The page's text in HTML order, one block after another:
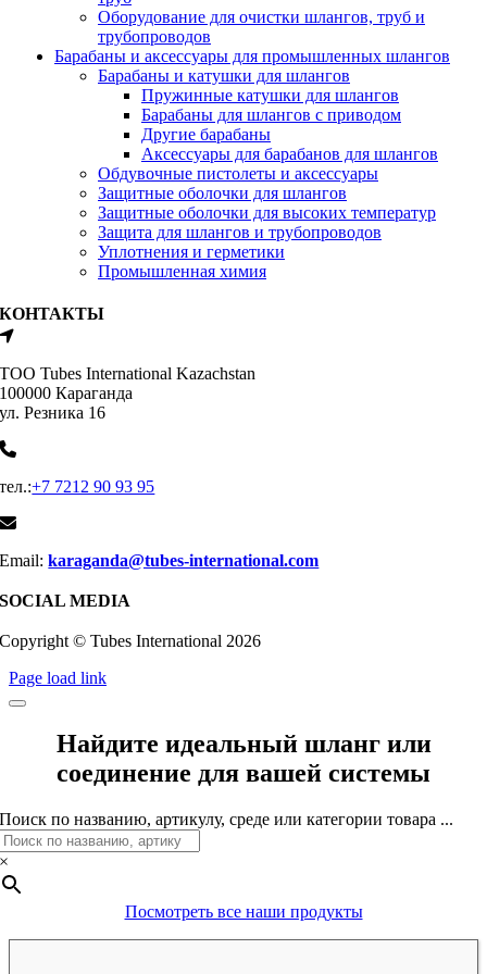
Оборудование для очистки шлангов, труб и
трубопроводов
Барабаны и аксессуары для промышленных шлангов
Барабаны и катушки для шлангов
Пружинные катушки для шлангов
Барабаны для шлангов с приводом
Другие барабаны
Аксессуары для барабанов для шлангов
Обдувочные пистолеты и аксессуары
Защитные оболочки для шлангов
Защитные оболочки для высоких температур
Защита для шлангов и трубопроводов
Уплотнения и герметики
Промышленная химия
КОНТАКТЫ
ТОО Tubes International Kazachstan
100000 Караганда
ул. Резника 16
тел.:+7 7212 90 93 95
Email:karaganda@tubes-international.com
SOCIAL MEDIA
Copyright © Tubes International 2026
Page load link
Найдите идеальный шланг или
соединение для вашей системы
Поиск по названию, артикулу, среде или категории товара ...
×
Посмотреть все наши продукты